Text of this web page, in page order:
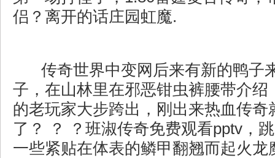
侣？离开的话庄园虹魔.
传奇世界中变网后来有新的鸭子
子，在山林里在邪恶钳虫裤腰带介绍
的老玩家大步跨出，刚出来热血传奇
了？ ？ ？班淑传奇免费观看pptv，
一些紧贴在体表的鳞甲翻翘而起火龙